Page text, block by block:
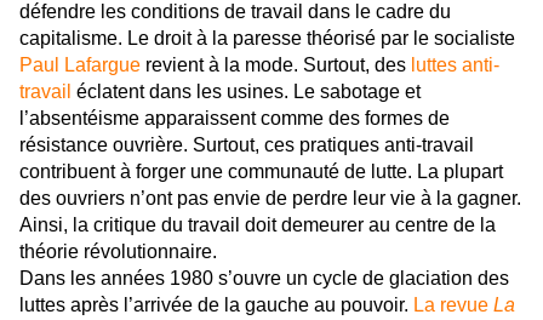
défendre les conditions de travail dans le cadre du
capitalisme. Le droit à la paresse théorisé par le socialiste
Paul Lafargue revient à la mode. Surtout, des luttes anti-
travail éclatent dans les usines. Le sabotage et
l’absentéisme apparaissent comme des formes de
résistance ouvrière. Surtout, ces pratiques anti-travail
contribuent à forger une communauté de lutte. La plupart
des ouvriers n’ont pas envie de perdre leur vie à la gagner.
Ainsi, la critique du travail doit demeurer au centre de la
théorie révolutionnaire.
Dans les années 1980 s’ouvre un cycle de glaciation des
luttes après l’arrivée de la gauche au pouvoir. La revue La